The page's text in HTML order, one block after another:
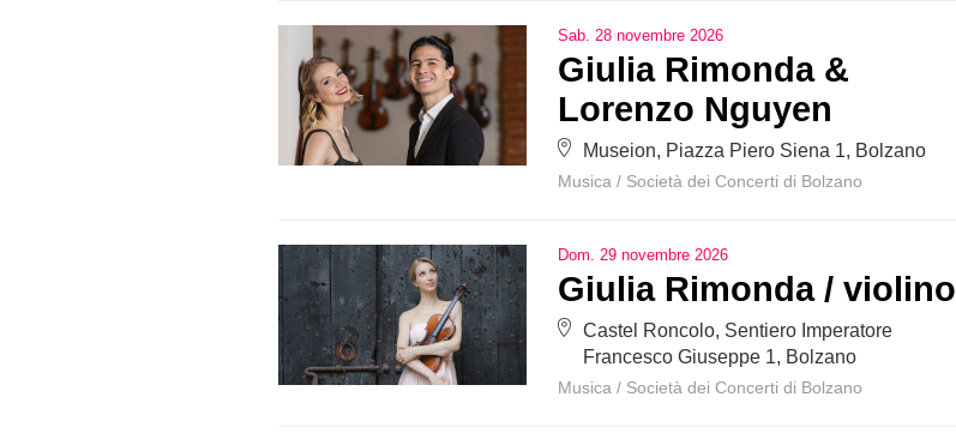
Sab 28 novembre 2026
Giulia Rimonda &
Lorenzo Nguyen
Museion, Piazza Piero Siena 1, Bolzano
Musica / Società dei Concerti di Bolzano
Dom 29 novembre 2026
Giulia Rimonda / violino
Castel Roncolo, Sentiero Imperatore
Francesco Giuseppe 1, Bolzano
Musica / Società dei Concerti di Bolzano